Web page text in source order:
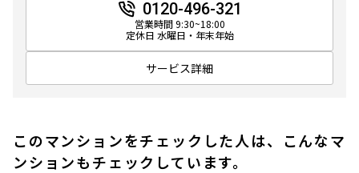
0120-496-321
営業時間 9:30~18:00
定休日 水曜日・年末年始
サービス詳細
このマンションをチェックした人は、こんなマ
ンションもチェックしています。